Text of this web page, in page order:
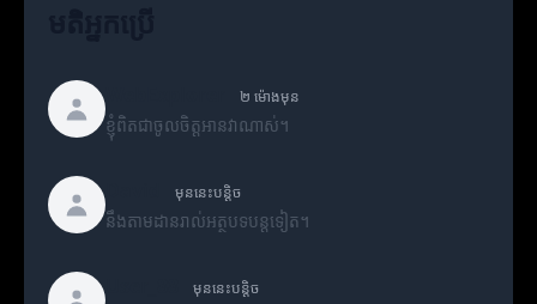
២ ម៉ោងមុន
ខ្ញុំពិតជាចូលចិត្តអានវាណាស់។
មុននេះបន្តិច
នឹងតាមដានរាល់អត្ថបទបន្តទៀត។
មុននេះបន្តិច